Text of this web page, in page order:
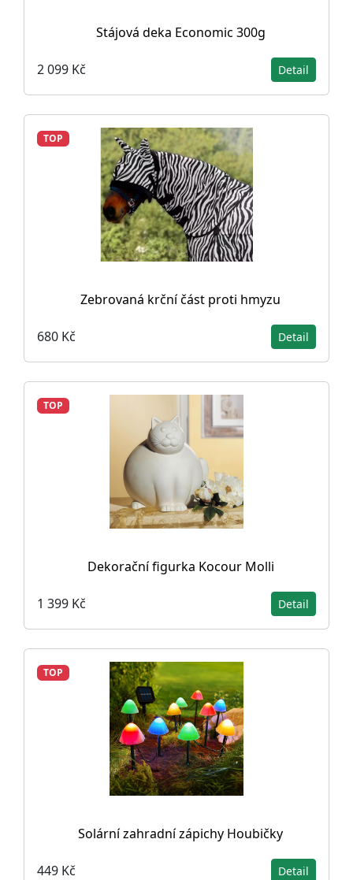
Stájová deka Economic 300g
2 099 Kč Detail
TOP
Zebrovaná krční část proti hmyzu
680 Kč Detail
TOP
Dekorační figurka Kocour Molli
1 399 Kč Detail
TOP
Solární zahradní zápichy Houbičky
449 Kč Detail